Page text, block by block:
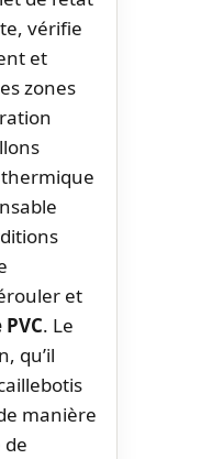
vérifie
et
zones
et
. Le
qu’il
manière
de